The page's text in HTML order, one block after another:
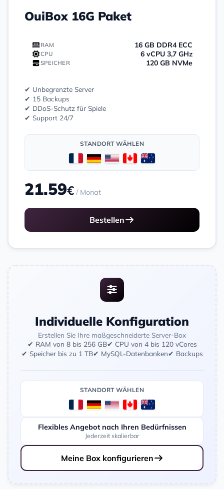
OuiBox 16G Paket
RAM 16 GB DDR4 ECC
CPU 6 vCPU 3,7 GHz
SPEICHER 120 GB NVMe
✔ Unbegrenzte Server
✔ 15 Backups
✔ DDoS-Schutz für Spiele
✔ Support 24/7
STANDORT WÄHLEN
21.59€ / Monat
Bestellen
Individuelle Konfiguration
Erstellen Sie Ihre maßgeschneiderte Server-Box
✔ RAM von 8 bis 256 GB✔ CPU von 4 bis 120 vCores
✔ Speicher bis zu 1 TB✔ MySQL-Datenbanken✔ Backups
STANDORT WÄHLEN
Flexibles Angebot nach Ihren Bedürfnissen
Jederzeit skalierbar
Meine Box konfigurieren